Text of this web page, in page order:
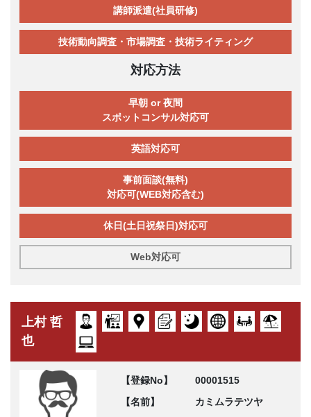
講師派遣(社員研修)
技術動向調査・市場調査・技術ライティング
対応方法
早朝 or 夜間
スポットコンサル対応可
英語対応可
事前面談(無料)
対応可(WEB対応含む)
休日(土日祝祭日)対応可
Web対応可
上村 哲
也
【登録No】
00001515
【名前】
カミムラテツヤ